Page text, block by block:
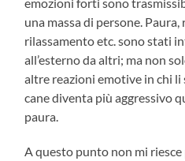
una massa di persone. Paura,
rilassamento etc. sono stati
all’esterno da altri; ma non
altre reazioni emotive in chi li
cane diventa più aggressivo
paura.
A questo punto non mi